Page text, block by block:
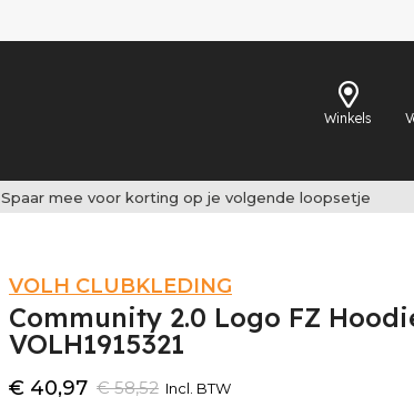
Winkels
Spaar mee voor korting op je volgende loopsetje
VOLH CLUBKLEDING
Community 2.0 Logo FZ
VOLH1915321
€ 58,52
€ 40,97 Incl. BTW